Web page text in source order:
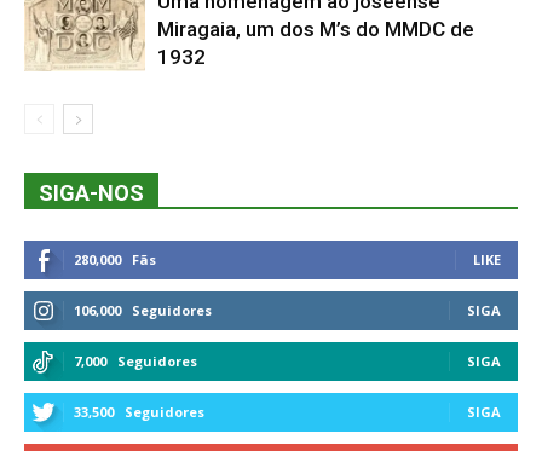
Miragaia, um dos M’s do MMDC de
1932
SIGA-NOS
280,000 Fãs LIKE
106,000 Seguidores SIGA
7,000 Seguidores SIGA
33,500 Seguidores SIGA